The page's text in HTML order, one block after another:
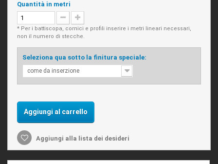
Quantità in metri
* Per i battiscopa, cornici e profili inserire i metri lineari necessari,
non il numero di stecche.
Seleziona qua sotto la finitura speciale:
come da inserzione
Aggiungi al carrello
Aggiungi alla lista dei desideri